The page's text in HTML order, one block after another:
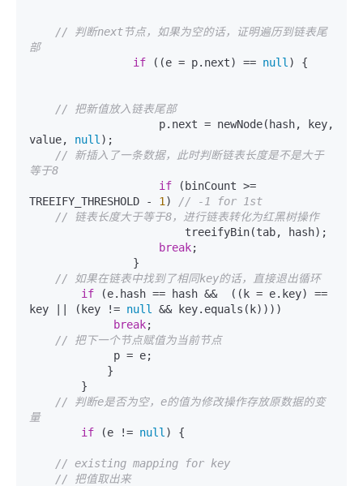
// 判断next节点，如果为空的话，证明遍历到链表尾
部
if ((e = p.next) == null ) {
// 把新值放入链表尾部
value, null );
// 新插入了一条数据，此时判断链表长度是不是大于
等于8
if (binCount >=
TREEIFY_THRESHOLD - 1 )
// -1 for 1st
// 链表长度大于等于8，进行链表转化为红黑树操作
break;
// 如果在链表中找到了相同key的话，直接退出循环
if (e.hash == hash &&  ((k = e.key) ==
key || (key != null
&& key.equals(k))))
break;
// 把下一个节点赋值为当前节点
// 判断e是否为空，e的值为修改操作存放原数据的变
量
if (e != null ) {
// existing mapping for key
// 把值取出来